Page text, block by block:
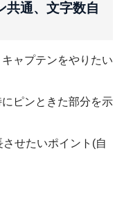
共通、文字数自
ャプテンをやりたい
にピンときた部分を示
せたいポイント(自